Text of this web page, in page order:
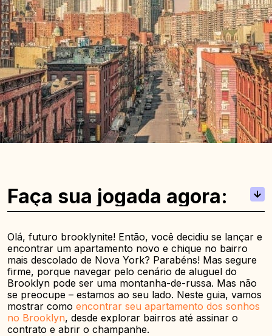
Faça sua jogada agora:
Olá, futuro brooklynite! Então, você decidiu se lançar e
encontrar um apartamento novo e chique no bairro
mais descolado de Nova York? Parabéns! Mas segure
firme, porque navegar pelo cenário de aluguel do
Brooklyn pode ser uma montanha-de-russa. Mas não
se preocupe – estamos ao seu lado. Neste guia, vamos
mostrar como encontrar seu apartamento dos sonhos
no Brooklyn, desde explorar bairros até assinar o
contrato e abrir o champanhe.